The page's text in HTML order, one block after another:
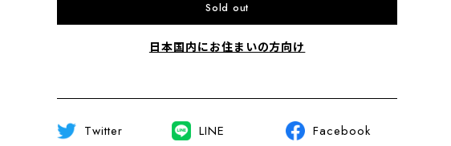
Sold out
日本国内にお住まいの方向け
Twitter LINE Facebook